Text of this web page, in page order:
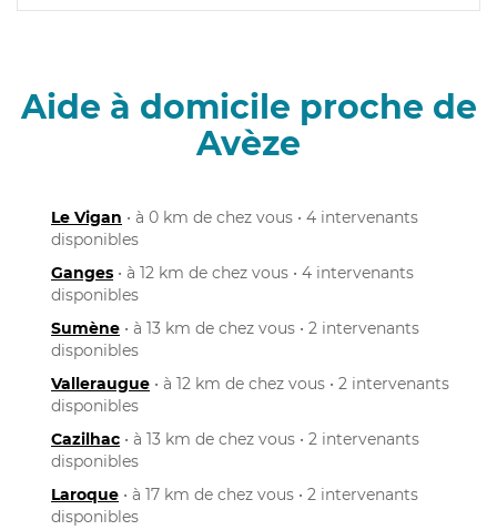
Aide à domicile proche de
Avèze
Le Vigan • à 0 km de chez vous • 4 intervenants
disponibles
Ganges • à 12 km de chez vous • 4 intervenants
disponibles
Sumène • à 13 km de chez vous • 2 intervenants
disponibles
Valleraugue • à 12 km de chez vous • 2 intervenants
disponibles
Cazilhac • à 13 km de chez vous • 2 intervenants
disponibles
Laroque • à 17 km de chez vous • 2 intervenants
disponibles